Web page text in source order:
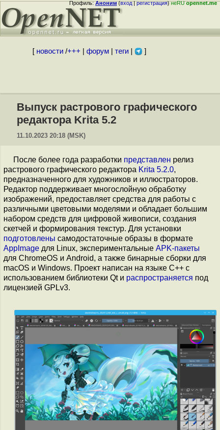
Профиль:Аноним(вход|регистрация)неRUopennet.me
[ новости/+++ форум| теги| ]
Выпуск растрового графического
редактора Krita 5.2
11.10.2023 20:18 (MSK)
После более года разработки представлен релиз
растрового графического редактора Krita 5.2.0,
предназначенного для художников и иллюстраторов.
Редактор поддерживает многослойную обработку
изображений, предоставляет средства для работы с
различными цветовыми моделями и обладает большим
набором средств для цифровой живописи, создания
скетчей и формирования текстур. Для установки
подготовлены самодостаточные образы в формате
AppImage для Linux, экспериментальные APK-пакеты
для ChromeOS и Android, а также бинарные сборки для
macOS и Windows. Проект написан на языке С++ с
использованием библиотеки Qt и распространяется под
лицензией GPLv3.